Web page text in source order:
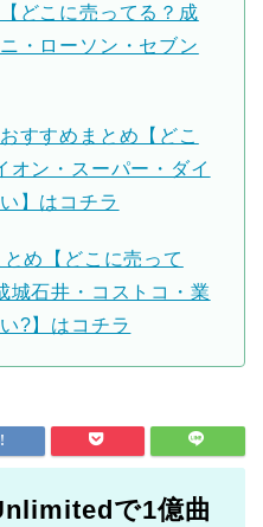
どこに売ってる？成
・ローソン・セブン
すすめまとめ【どこ
オン・スーパー・ダイ
】はコチラ
め【どこに売って
城石井・コストコ・業
?】はコチラ
で1億曲